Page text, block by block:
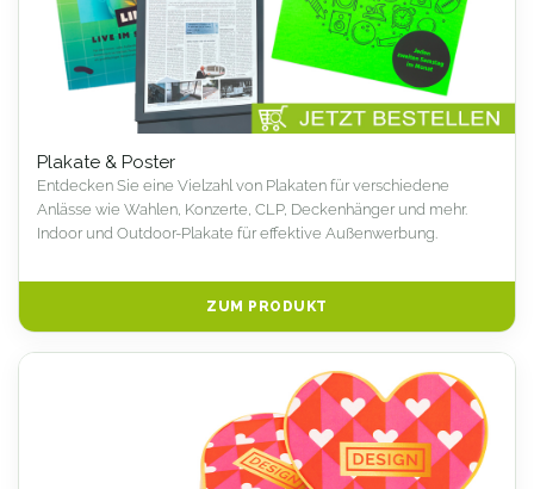
Plakate & Poster
Entdecken Sie eine Vielzahl von Plakaten für verschiedene
Anlässe wie Wahlen, Konzerte, CLP, Deckenhänger und mehr.
Indoor und Outdoor-Plakate für effektive Außenwerbung.
ZUM PRODUKT